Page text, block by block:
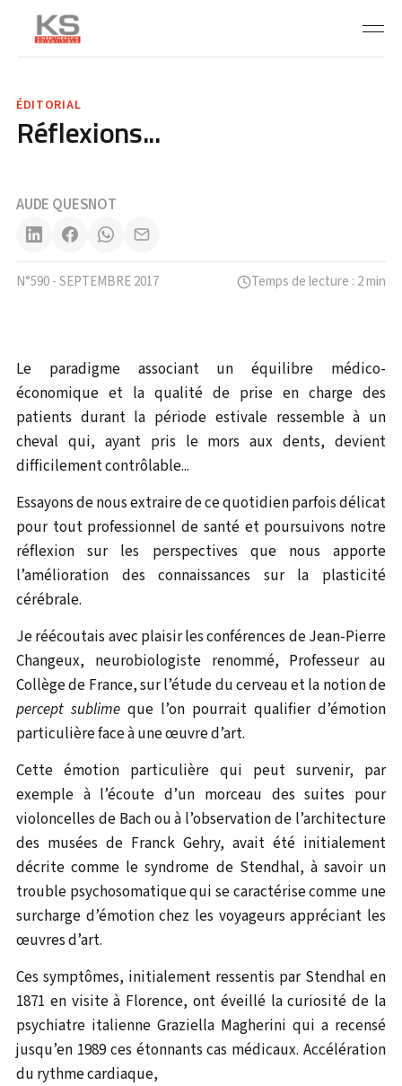
ÉDITORIAL
Réflexions...
AUDE QUESNOT
N°590 - SEPTEMBRE 2017 Temps de lecture : 2 min
Le paradigme associant un équilibre médico-
économique et la qualité de prise en charge des
patients durant la période estivale ressemble à un
cheval qui, ayant pris le mors aux dents, devient
difficilement contrôlable...
Essayons de nous extraire de ce quotidien parfois délicat
pour tout professionnel de santé et poursuivons notre
réflexion sur les perspectives que nous apporte
l’amélioration des connaissances sur la plasticité
cérébrale.
Je réécoutais avec plaisir les conférences de Jean-Pierre
Changeux, neurobiologiste renommé, Professeur au
Collège de France, sur l’étude du cerveau et la notion de
percept sublimeque l’on pourrait qualifier d’émotion
particulière face à une œuvre d’art.
Cette émotion particulière qui peut survenir, par
exemple à l’écoute d’un morceau des suites pour
violoncelles de Bach ou à l’observation de l’architecture
des musées de Franck Gehry, avait été initialement
décrite comme le syndrome de Stendhal, à savoir un
trouble psychosomatique qui se caractérise comme une
surcharge d’émotion chez les voyageurs appréciant les
œuvres d’art.
Ces symptômes, initialement ressentis par Stendhal en
1871 en visite à Florence, ont éveillé la curiosité de la
psychiatre italienne Graziella Magherini qui a recensé
jusqu’en 1989 ces étonnants cas médicaux. Accélération
du rythme cardiaque,